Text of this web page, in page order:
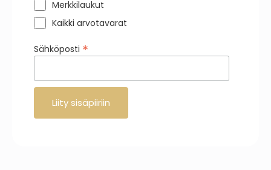
Merkkilaukut
Kaikki arvotavarat
Sähköposti *